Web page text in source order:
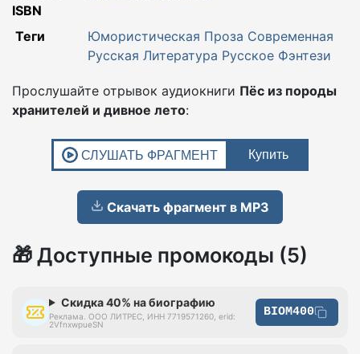
ISBN
Теги Юмористическая Проза Современная
Русская Литература Русское Фэнтези
Прослушайте отрывок аудиокниги Пёс из породы
хранителей и дивное лето:
Скачать фрагмент в MP3
🎁 Доступные промокоды (5)
Скидка 40% на биографию
Реклама. ООО ЛИТРЕС, ИНН 7719571260, erid:
2VfnxwpueSN
BIOM400